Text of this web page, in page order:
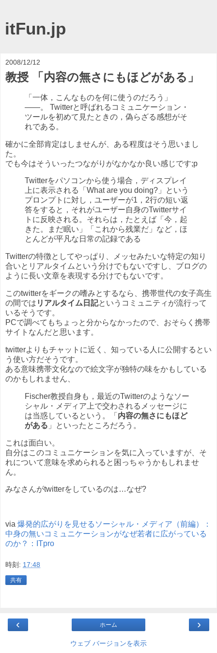
itFun.jp
2008/12/12
教授 「内容の無さにもほどがある」
「一体，こんなものを何に使うのだろう」
――。 Twitterと呼ばれるコミュニケーション・
ツールを初めて見たときの，偽らざる感想がそ
れである。
確かに全部肯定はしませんが、ある程度はそう思いまし
た。
でも今はそういったつながりがなかなか良い感じです;p
Twitterをパソコンから使う場合，ディスプレイ
上に表示される「What are you doing?」という
プロンプトに対し，ユーザーが1，2行の短い返
答をすると，それがユーザー自身のTwitterサイ
トに反映される。それらは，たとえば「今，起
きた。まだ眠い」「これから残業だ」など，ほ
とんどが平凡な日常の記録である
Twitterの特徴としてやっぱり、メッセみたいな特定の知り
合いとリアルタイムという分けでもないですし、ブログの
ように長い文章を表現する分けでもないです。
このtwitterをギークの嗜みとするなら、携帯世代の女子高生
の間では リアルタイム日記というコミュニティが流行って
いるそうです。
PCで調べてもちょっと分からなかったので、おそらく携帯
サイトなんだと思います。
twitterよりもチャットに近く、知っている人に公開するとい
う使い方だそうです。
ある意味携帯文化なので絵文字が独特の味をかもしている
のかもしれません、
Fischer教授自身も，最近のTwitterのようなソー
シャル・メディア上で交わされるメッセージに
は当惑しているという。「 内容の無さにもほど
がある 」といったところだろう。
これは面白い。
自分はこのコミュニケーションを気に入っていますが、そ
れについて意味を求められると困っちゃうかもしれませ
ん。
みなさんがtwitterをしているのは…なぜ?
via 爆発的広がりを見せるソーシャル・メディア（前編）：
中身の無いコミュニケーションがなぜ若者に広がっている
のか？：ITpro
時刻: 17:48
共有
‹ ›
ホーム
ウェブ バージョンを表示